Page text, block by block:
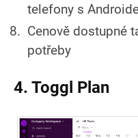
telefony s
Cenově dostupné
potřeby
4. Toggl Plan